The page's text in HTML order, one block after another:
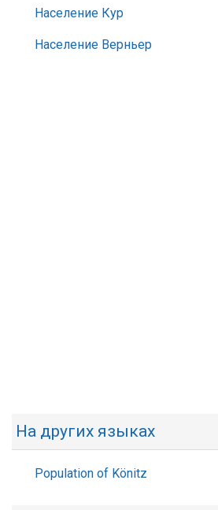
Население Кур
Население Верньер
На других языках
Population of Könitz